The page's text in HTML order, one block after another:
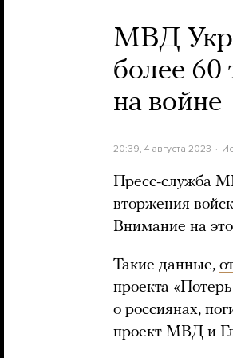
МВД
более 60
на войне
20:39, 4 августа 2023
Пресс-служба
вторжения
Внимание на это
Такие данные,
проекта
о россиянах,
проект МВД и